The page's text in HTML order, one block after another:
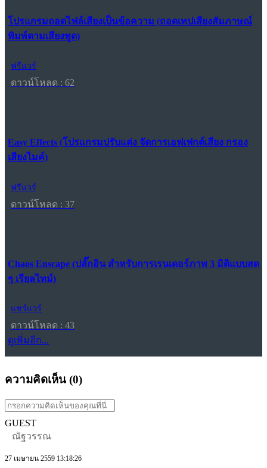
โปรแกรมถอดไฟล์เสียงเป็นข้อความ (ถอดเทปเสียงสัมภาษณ์
พิมพ์ตามเสียงพูด)
ฟรีแวร์
ดาวน์โหลด : 62
Easy Effects (โปรแกรมปรับแต่ง จัดการเอฟเฟกต์เสียง กรอง
เสียงไมค์)
ฟรีแวร์
ดาวน์โหลด : 37
Chaos Enscape (ปลั๊กอิน สำหรับการเรนเดอร์ภาพ 3 มิติแบบสด
ๆ เรียลไทม์)
แชร์แวร์
ดาวน์โหลด : 43
ดูเพิ่มอีก...
ความคิดเห็น (0)
GUEST
ณัฐวรรณ
27 เมษายน 2559 13:18:26